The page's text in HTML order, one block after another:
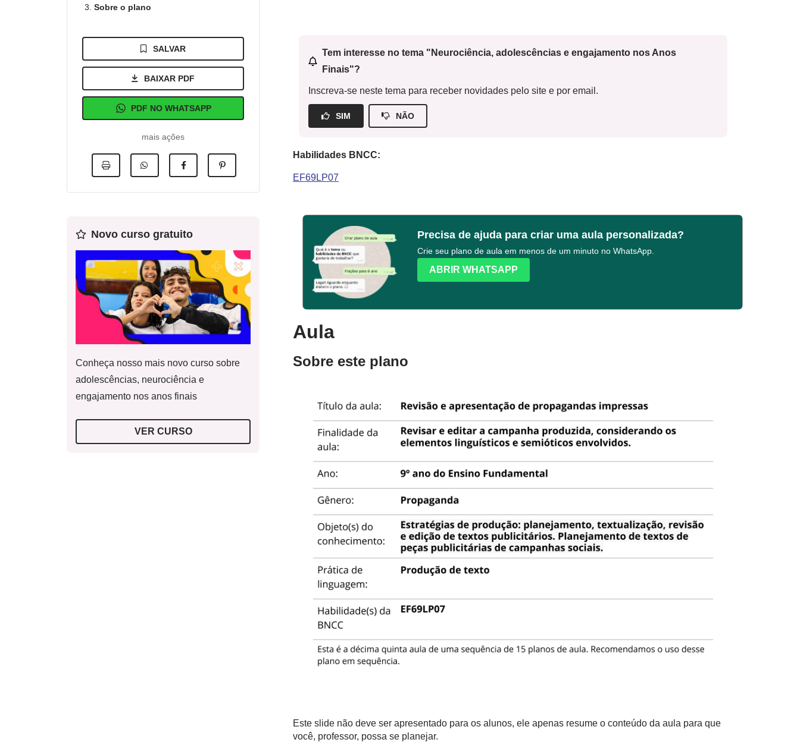
Sobre o plano
SALVAR
BAIXAR PDF
PDF NO WHATSAPP
mais ações
Novo curso gratuito
Conheça nosso mais novo curso sobre
adolescências, neurociência e
engajamento nos anos finais
VER CURSO
Tem interesse no tema "Neurociência, adolescências e engajamento nos Anos
Finais"?
Inscreva-se neste tema para receber novidades pelo site e por email.
SIM NÃO
Habilidades BNCC:
EF69LP07
Precisa de ajuda para criar uma aula personalizada?
Crie seu plano de aula em menos de um minuto no WhatsApp.
ABRIR WHATSAPP
Aula
Sobre este plano
Este slide não deve ser apresentado para os alunos, ele apenas resume o conteúdo da aula para que
você, professor, possa se planejar.